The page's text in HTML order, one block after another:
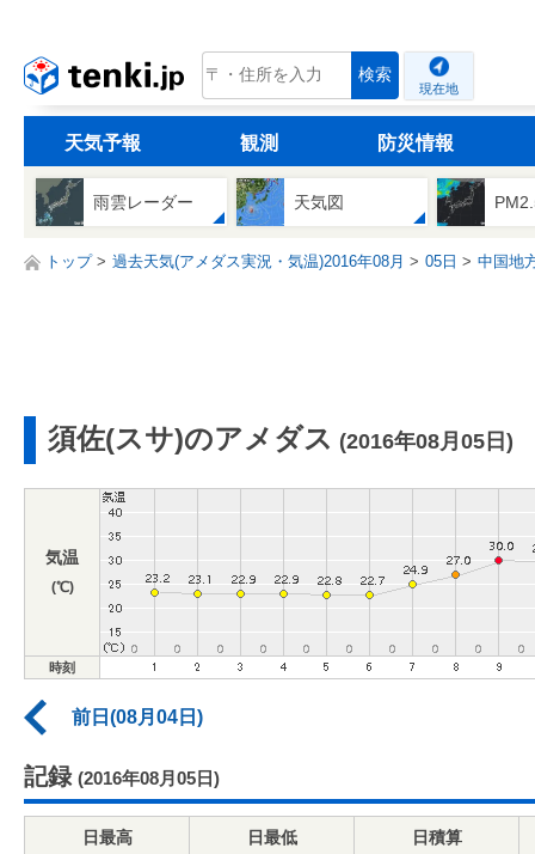
tenki.jp 検索
現在地
天気予報 観測 防災情報
雨雲レーダー 天気図
トップ 過去天気(アメダス実況・気温)2016年08月 05日 中国地
須佐(スサ)のアメダス (2016年08月05日)
気温
(℃)
時刻
前日(08月04日)
記録 (2016年08月05日)
日最高
日最低
日積算